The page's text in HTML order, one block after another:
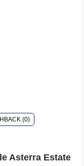
(0)
Asterra Estate